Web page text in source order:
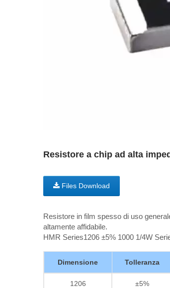
Resistore a chip ad alta
Files Download
Resistore in film spesso di uso
altamente affidabile.
HMR Series1206 ±5% 1000 1/4W
Dimensione Tolleranza
1206 ±5%